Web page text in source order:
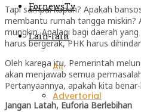
FornewsTv
Lain-lain
All
Advertorial
Tapi sampai kapan? Apakah
membantu rumah tangga miskin?
mungkin. Apalagi bagi daerah
harus bergerak, PHK harus
Oleh karena itu, Pemerintah
akan menjawab semua
Pertanyaannya, apakah kita
Jangan Latah, Euforia Berlebihan